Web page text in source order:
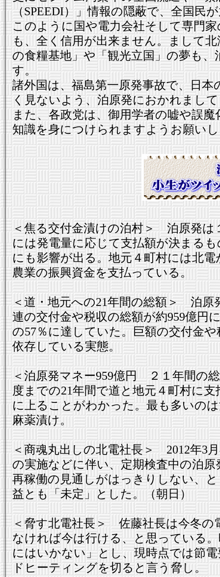
（SPEEDI）」情報の隠蔽で、全国民
このように国や電力会社そして専門
も、全く信用が出来ません。まして
の食糧基地」や「観光立国」の夢も
す。
諸外国は、福島第一原発事故で、日
く見ないよう、泊原発におかれまし
また、各政党は、御用学者の嘘や誤
知識を身につけられますようお願い
＜焦る交付金漬けの泊村＞ 泊原発は
には発電量に応じて支払額が決まる
にも影響が出る。地元４町村には北
農業の振興資金を支払っている。
＜道・地元への21年間の総額＞ 泊原
連の交付金や税収の総額が約959億円
の57％に達していた。巨額の交付金
依存している実態。
＜泊原発マネー959億円 ２１年間の
度までの21年間で道と地元４町村に
に上ることがわかった。最も多いの
麻薬漬け。
＜商魂丸出しの北電社長＞ 2012年3
の実施などに伴い、定期検査中の泊
再稼働の見通しがはっきりしない、
益とも「未定」とした。（朝日）
＜脅す北電社長＞ 佐藤社長は今冬の
なければ今は行ける、と思っている
にはいかない」とし、現時点では節
ドヒーティングを切ると言う脅し。